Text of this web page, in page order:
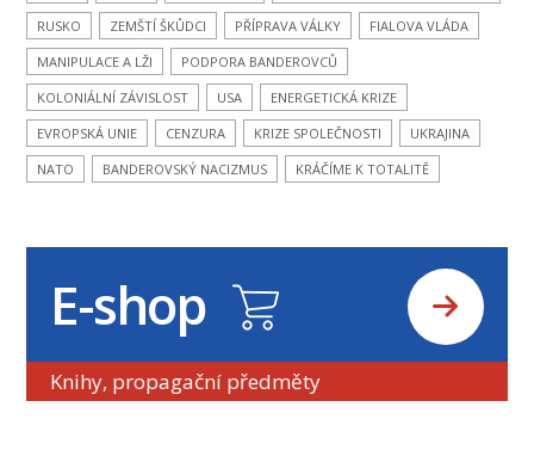
RUSKO
ZEMŠTÍ ŠKŮDCI PŘÍPRAVA VÁLKY
FIALOVA VLÁDA
MANIPULACE A LŽI
PODPORA BANDEROVCŮ
KOLONIÁLNÍ ZÁVISLOST
USA
ENERGETICKÁ KRIZE
EVROPSKÁ UNIE
CENZURA KRIZE SPOLEČNOSTI
UKRAJINA
NATO
BANDEROVSKÝ NACIZMUS KRÁČÍME K TOTALITĚ
E-shop
Knihy, propagační předměty